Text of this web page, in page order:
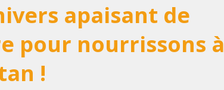
apaisant de
pour nourrissons à
!